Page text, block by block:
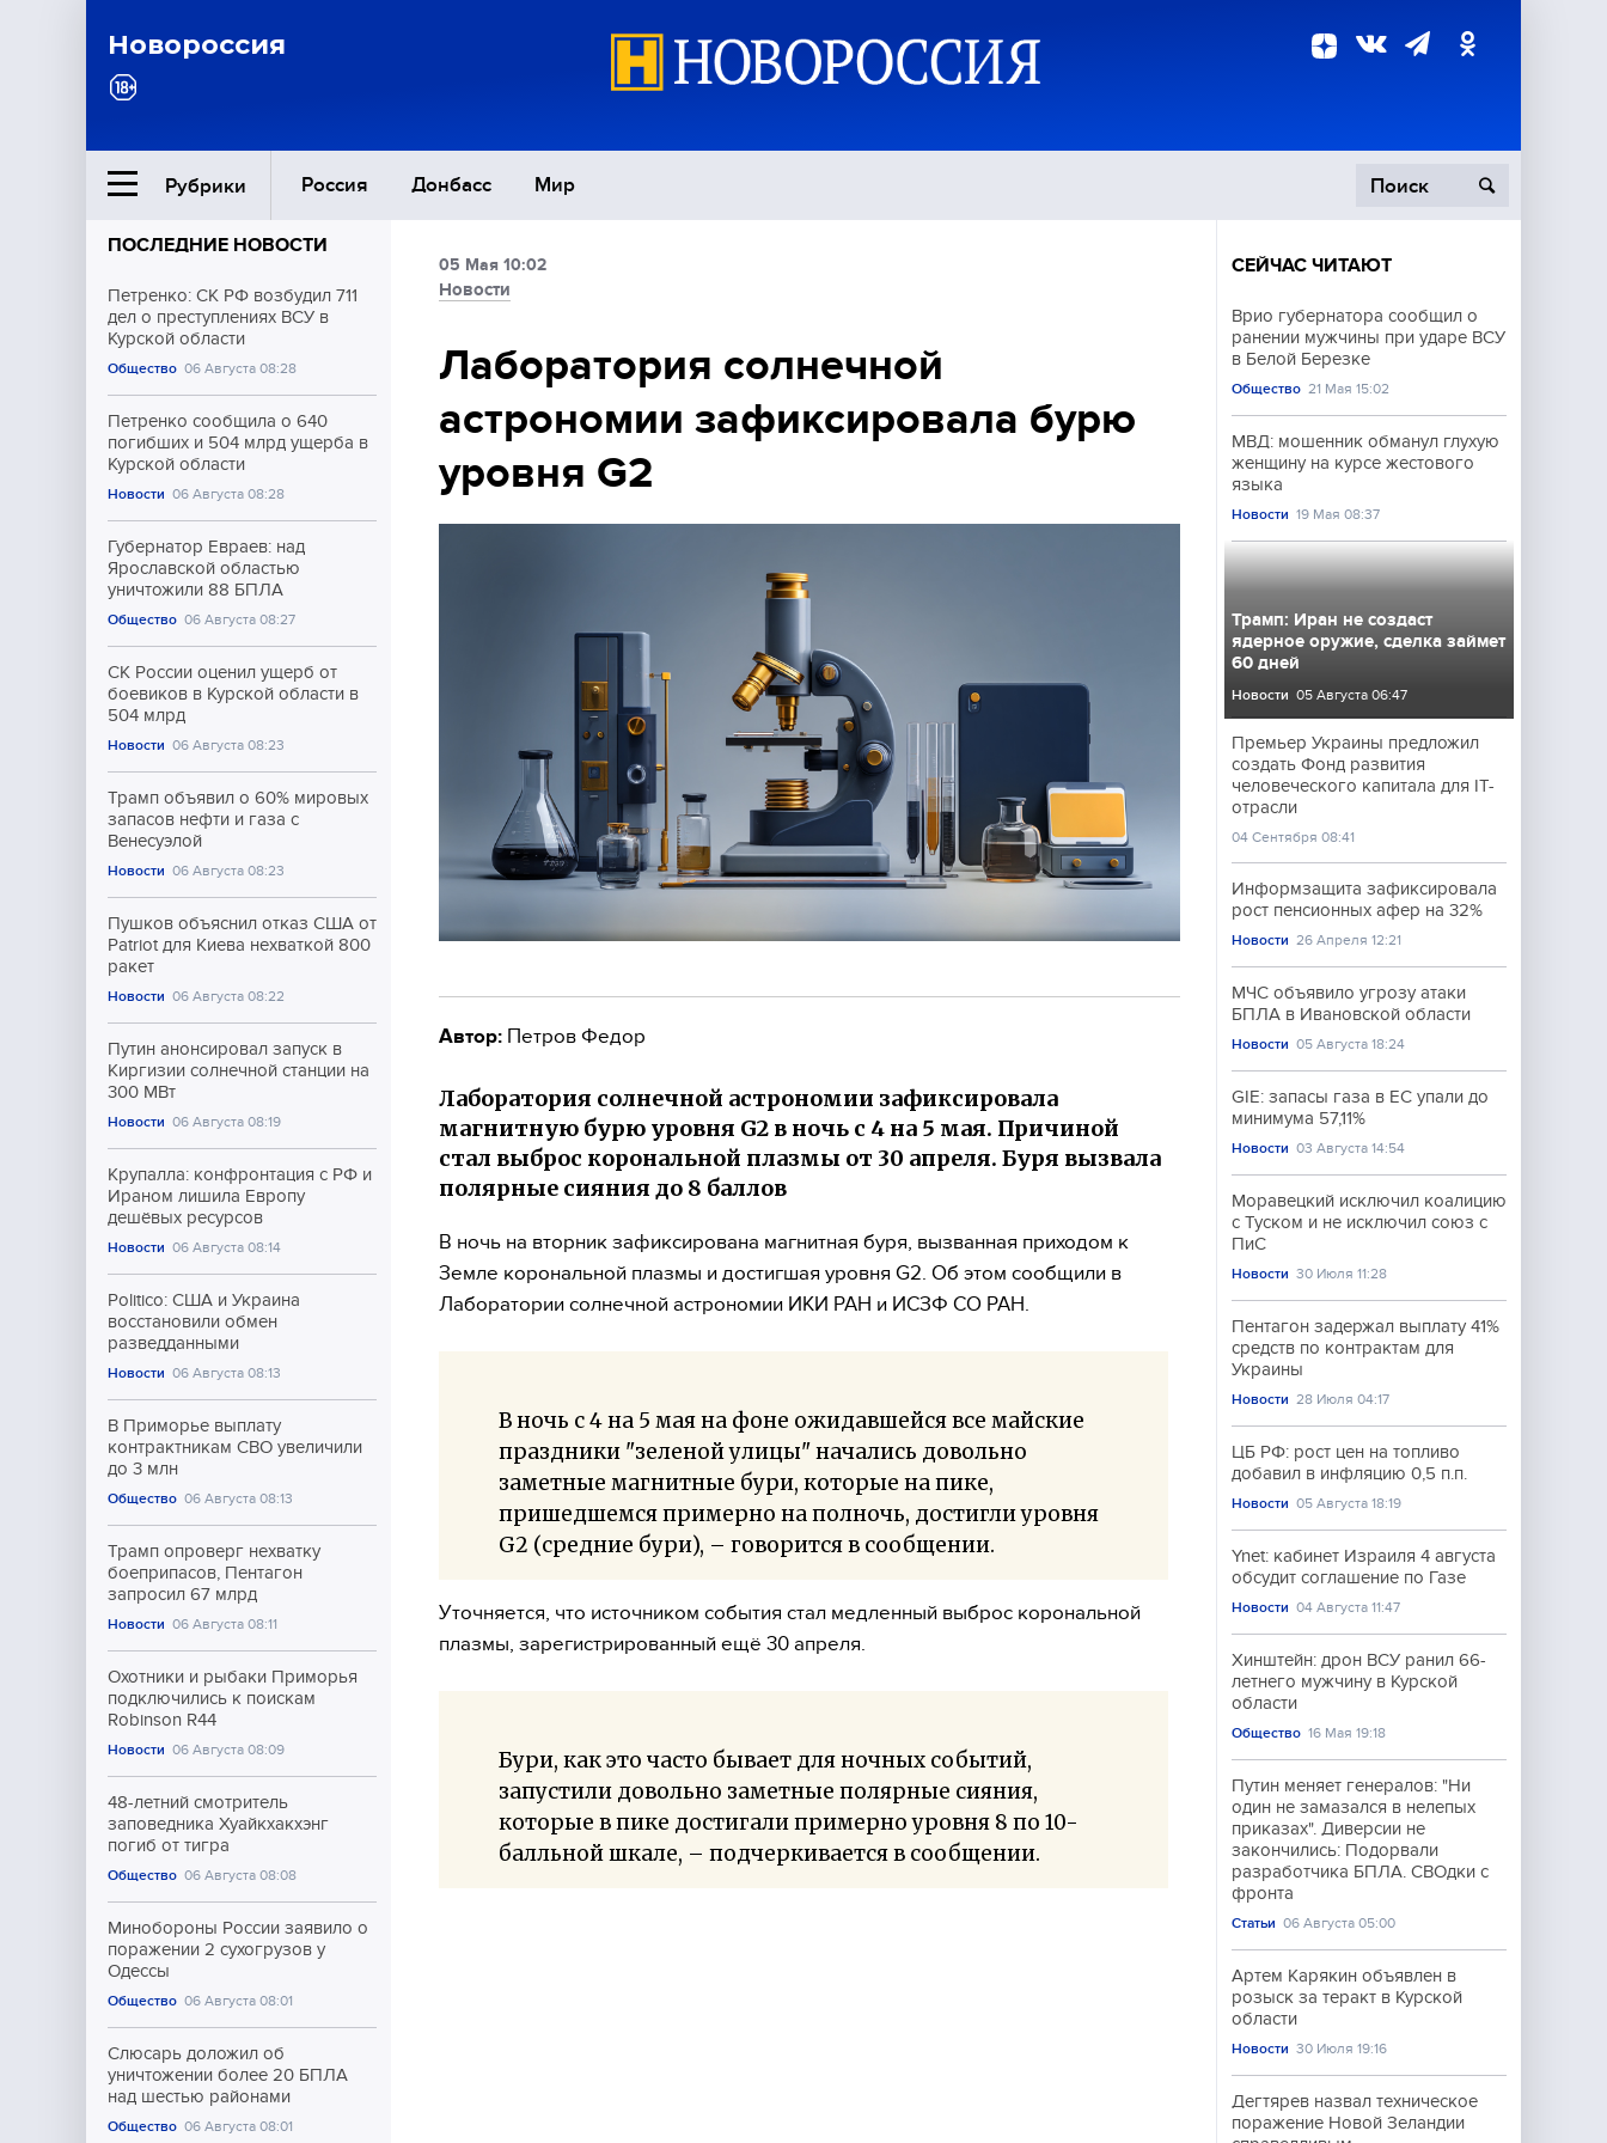
Новороссия
Рубрики Россия Донбасс Мир
Ближний Восток
Общество
Экономика
Происшествия
Культура
Спорт
ПОСЛЕДНИЕ НОВОСТИ
Петренко: СК РФ возбудил 711
дел о преступлениях ВСУ в
Курской области
Общество 06 Августа 08:28
Петренко сообщила о 640
погибших и 504 млрд ущерба в
Курской области
Новости 06 Августа 08:28
Губернатор Евраев: над
Ярославской областью
уничтожили 88 БПЛА
Общество 06 Августа 08:27
СК России оценил ущерб от
боевиков в Курской области в
504 млрд
Новости 06 Августа 08:23
Трамп объявил о 60% мировых
запасов нефти и газа с
Венесуэлой
Новости 06 Августа 08:23
Пушков объяснил отказ США от
Patriot для Киева нехваткой 800
ракет
Новости 06 Августа 08:22
Путин анонсировал запуск в
Киргизии солнечной станции на
300 МВт
Новости 06 Августа 08:19
Крупалла: конфронтация с РФ и
Ираном лишила Европу
дешёвых ресурсов
Новости 06 Августа 08:14
Politico: США и Украина
восстановили обмен
разведданными
Новости 06 Августа 08:13
В Приморье выплату
контрактникам СВО увеличили
до 3 млн
Общество 06 Августа 08:13
Трамп опроверг нехватку
боеприпасов, Пентагон
запросил 67 млрд
Новости 06 Августа 08:11
Охотники и рыбаки Приморья
подключились к поискам
Robinson R44
Новости 06 Августа 08:09
48-летний смотритель
заповедника Хуайкхакхэнг
погиб от тигра
Общество 06 Августа 08:08
Минобороны России заявило о
поражении 2 сухогрузов у
Одессы
Общество 06 Августа 08:01
Слюсарь доложил об
уничтожении более 20 БПЛА
над шестью районами
Общество 06 Августа 08:01
05 Мая 10:02
Новости
Лаборатория солнечной
астрономии зафиксировала бурю
уровня G2
Автор: Петров Федор
Лаборатория солнечной астрономии зафиксировала
магнитную бурю уровня G2 в ночь с 4 на 5 мая. Причиной
стал выброс корональной плазмы от 30 апреля. Буря вызвала
полярные сияния до 8 баллов
В ночь на вторник зафиксирована магнитная буря, вызванная приходом к
Земле корональной плазмы и достигшая уровня G2. Об этом сообщили в
Лаборатории солнечной астрономии ИКИ РАН и ИСЗФ СО РАН.
В ночь с 4 на 5 мая на фоне ожидавшейся все майские
праздники "зеленой улицы" начались довольно
заметные магнитные бури, которые на пике,
пришедшемся примерно на полночь, достигли уровня
G2 (средние бури), – говорится в сообщении.
Уточняется, что источником события стал медленный выброс корональной
плазмы, зарегистрированный ещё 30 апреля.
Бури, как это часто бывает для ночных событий,
запустили довольно заметные полярные сияния,
которые в пике достигали примерно уровня 8 по 10-
балльной шкале, – подчеркивается в сообщении.
СЕЙЧАС ЧИТАЮТ
Врио губернатора сообщил о
ранении мужчины при ударе ВСУ
в Белой Березке
Общество 21 Мая 15:02
МВД: мошенник обманул глухую
женщину на курсе жестового
языка
Новости 19 Мая 08:37
Трамп: Иран не создаст
ядерное оружие, сделка займет
60 дней
Новости 05 Августа 06:47
Премьер Украины предложил
создать Фонд развития
человеческого капитала для IT-
отрасли
04 Сентября 08:41
Информзащита зафиксировала
рост пенсионных афер на 32%
Новости 26 Апреля 12:21
МЧС объявило угрозу атаки
БПЛА в Ивановской области
Новости 05 Августа 18:24
GIE: запасы газа в ЕС упали до
минимума 57,11%
Новости 03 Августа 14:54
Моравецкий исключил коалицию
с Туском и не исключил союз с
ПиС
Новости 30 Июля 11:28
Пентагон задержал выплату 41%
средств по контрактам для
Украины
Новости 28 Июля 04:17
ЦБ РФ: рост цен на топливо
добавил в инфляцию 0,5 п.п.
Новости 05 Августа 18:19
Ynet: кабинет Израиля 4 августа
обсудит соглашение по Газе
Новости 04 Августа 11:47
Хинштейн: дрон ВСУ ранил 66-
летнего мужчину в Курской
области
Общество 16 Мая 19:18
Путин меняет генералов: "Ни
один не замазался в нелепых
приказах". Диверсии не
закончились: Подорвали
разработчика БПЛА. СВОдки с
фронта
Статьи 06 Августа 05:00
Артем Карякин объявлен в
розыск за теракт в Курской
области
Новости 30 Июля 19:16
Дегтярев назвал техническое
поражение Новой Зеландии